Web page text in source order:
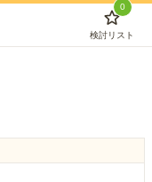
0
検討リスト